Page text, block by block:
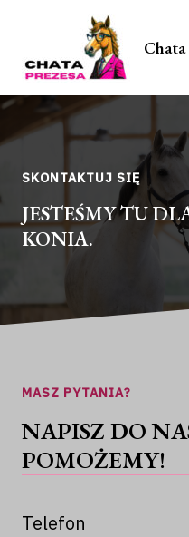
Chata
SKONTAKTUJ SIĘ
JESTEŚMY TU
KONIA.
MASZ PYTANIA?
NAPISZ DO
POMOŻEMY!
Telefon